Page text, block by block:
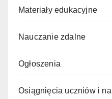
Materiały edukacyjne
Nauczanie zdalne
Ogłoszenia
Osiągnięcia uczniów i